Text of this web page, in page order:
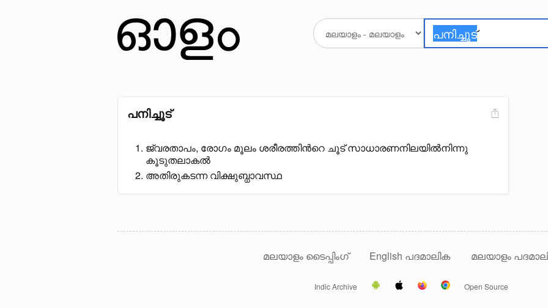
പനിച്ചൂട്
ജ്വരതാപം, രോഗം മൂലം ശരീരത്തിൻറെ ചൂട് സാധാരണനിലയിൽനിന്നു
കൂടുതലാകൽ
അതിരുകടന്ന വിക്ഷുബ്ധാവസ്ഥ
മലയാളം ടൈപ്പിംഗ് English പദമാലിക മലയാളം
Indic Archive Open Source